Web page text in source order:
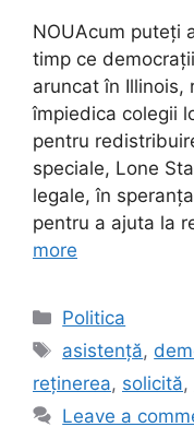
NOUAcum puteți
timp ce
aruncat în Illinois,
împiedica colegii
pentru
speciale, Lone
legale, în
pentru a ajuta la
more
Categories
Politica
Tags
asistență,
reținerea, solicită,
Leave a